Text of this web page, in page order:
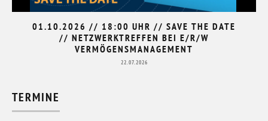
01.10.2026 // 18:00 UHR // SAVE THE DATE
// NETZWERKTREFFEN BEI E/R/W
VERMÖGENSMANAGEMENT
22.07.2026
TERMINE